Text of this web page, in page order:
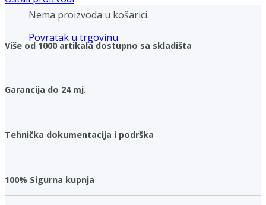
Nema proizvoda u košarici.
Povratak u trgovinu
Više od 1000 artikala dostupno sa skladišta
Garancija do 24 mj.
Tehnička dokumentacija i podrška
100% Sigurna kupnja